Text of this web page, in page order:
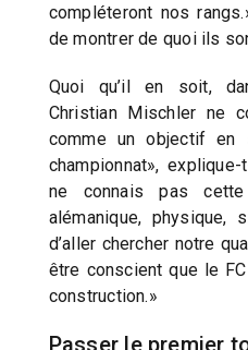
compléteront nos
de montrer de quoi ils
Quoi qu’il en soit,
Christian Mischler ne
comme un objectif
championnat»,
ne connais pas
alémanique, physique,
d’aller chercher notre
être conscient que le
construction.»
Passer le premier